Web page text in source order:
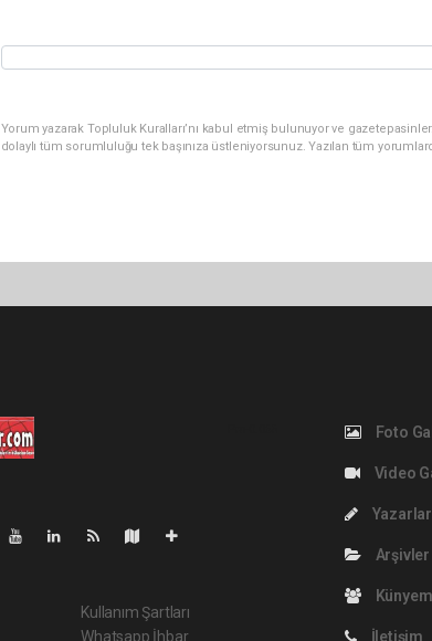
Yorum yazarak Topluluk Kuralları’nı kabul etmiş bulunuyor ve
dolaylı tüm sorumluluğu tek başınıza üstleniyorsunuz. Yazılan tüm
Kullanım Şartları
Whatsapp İhbar
Foto
Video
Yazarlar
Arşivler
İletişim